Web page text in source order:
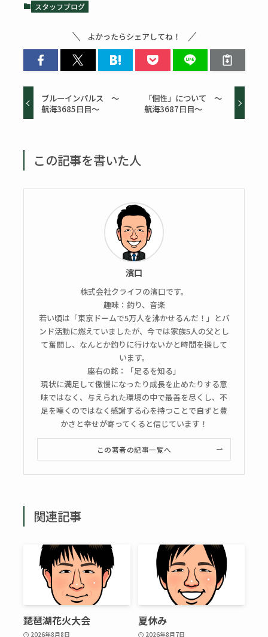
スタッフブログ
よかったらシェアしてね！
ブルーインパルス ～
航海3685日目～
「個性」について ～
航海3687日目～
この記事を書いた人
濱口
株式会社クライフの濱口です。
趣味：釣り、音楽
若い頃は「東京ドームで5万人を沸かせるんだ！」とバ
ンド活動に燃えていましたが、今では家族5人の父とし
て奮闘し、なんとか釣りに行けないかと時間を探して
います。
座右の銘：「足るを知る」
現状に満足して傲慢になったり成長を止めたりする意
味ではなく、与えられた環境の中で最善を尽くし、不
足を嘆くのではなく感謝する心を持つことで自ずと豊
かさと幸せが寄ってくると信じています！
この著者の記事一覧へ
関連記事
琵琶湖花火大会
2026年8月8日
夏休み
2026年8月7日